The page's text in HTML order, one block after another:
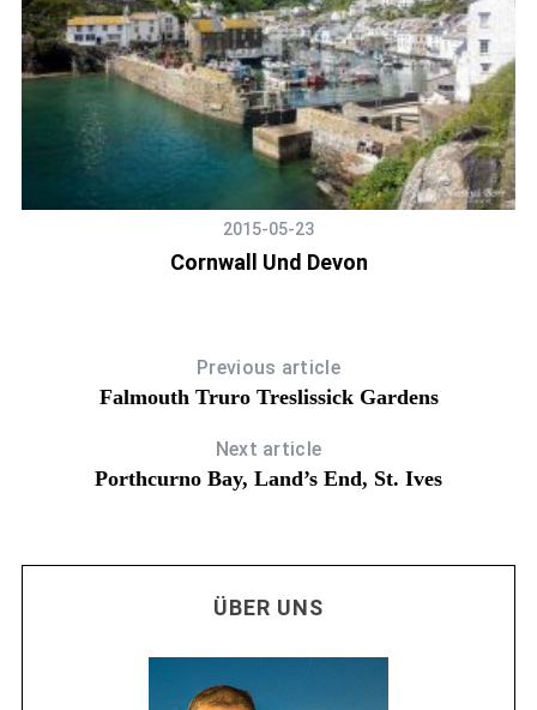
2015-05-23
Cornwall Und Devon
Previous article
Falmouth Truro Treslissick Gardens
Next article
Porthcurno Bay, Land’s End, St. Ives
ÜBER UNS